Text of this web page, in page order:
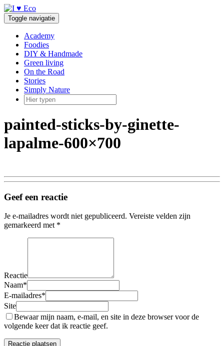
Doorgaan
naar
inhoud
Toggle navigatie
Academy
Foodies
DIY & Handmade
Green living
On the Road
Stories
Simply Nature
painted-sticks-by-ginette-
lapalme-600×700
Geef een reactie
Je e-mailadres wordt niet gepubliceerd. Vereiste velden zijn
gemarkeerd met *
Reactie
Naam*
E-mailadres*
Site
Bewaar mijn naam, e-mail, en site in deze browser voor de
volgende keer dat ik reactie geef.